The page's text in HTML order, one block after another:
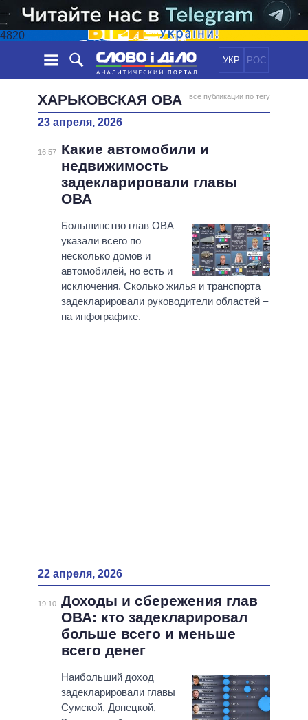
4820
УКР РОС
НОВОСТИ
ЛЕНТА
СОБЫТИЯ
СТАТЬИ
МНЕНИЯ
ДАЙДЖЕСТЫ
ЭКОНОМИКА
ОБЩЕСТВО
МИР
ОБЕЩАНИЯ
ПОЛИТИКИ
ВСЕ ПОЛИТИКИ
ВЕРХОВНАЯ РАДА
КАБИНЕТ МИНИСТРОВ
ГЛАВЫ ОБЛАДМИНИСТРАЦИЙ
МЭРЫ
ВСЕ ПЕРСОНЫ
ИНФОГРАФИКА
ВИДЕО
ПОДДЕРЖАТЬ
СРАВНЕНИЕ ПОЛИТИКОВ
ХАРЬКОВСКАЯ ОВА все публикации по тегу
23 апреля, 2026
16:57
Какие автомобили и
недвижимость
задекларировали главы
ОВА
Большинство глав ОВА
указали всего по
несколько домов и
автомобилей, но есть и
исключения. Сколько жилья и транспорта
задекларировали руководители областей –
на инфографике.
22 апреля, 2026
19:10 Доходы и сбережения глав
ОВА: кто задекларировал
больше всего и меньше
всего денег
Наибольший доход
задекларировали главы
Сумской, Донецкой,